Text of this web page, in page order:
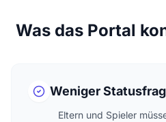
Was das Portal
Weniger
Eltern und Spieler